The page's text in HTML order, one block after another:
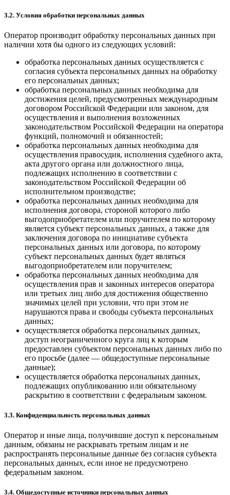
3.2. Условия обработки персональных данных
Оператор производит обработку персональных данных при
наличии хотя бы одного из следующих условий:
обработка персональных данных осуществляется с
согласия субъекта персональных данных на обработку
его персональных данных;
обработка персональных данных необходима для
достижения целей, предусмотренных международным
договором Российской Федерации или законом, для
осуществления и выполнения возложенных
законодательством Российской Федерации на оператора
функций, полномочий и обязанностей;
обработка персональных данных необходима для
осуществления правосудия, исполнения судебного акта,
акта другого органа или должностного лица,
подлежащих исполнению в соответствии с
законодательством Российской Федерации об
исполнительном производстве;
обработка персональных данных необходима для
исполнения договора, стороной которого либо
выгодоприобретателем или поручителем по которому
является субъект персональных данных, а также для
заключения договора по инициативе субъекта
персональных данных или договора, по которому
субъект персональных данных будет являться
выгодоприобретателем или поручителем;
обработка персональных данных необходима для
осуществления прав и законных интересов оператора
или третьих лиц либо для достижения общественно
значимых целей при условии, что при этом не
нарушаются права и свободы субъекта персональных
данных;
осуществляется обработка персональных данных,
доступ неограниченного круга лиц к которым
предоставлен субъектом персональных данных либо по
его просьбе (далее — общедоступные персональные
данные);
осуществляется обработка персональных данных,
подлежащих опубликованию или обязательному
раскрытию в соответствии с федеральным законом.
3.3. Конфиденциальность персональных данных
Оператор и иные лица, получившие доступ к персональным
данным, обязаны не раскрывать третьим лицам и не
распространять персональные данные без согласия субъекта
персональных данных, если иное не предусмотрено
федеральным законом.
3.4. Общедоступные источники персональных данных